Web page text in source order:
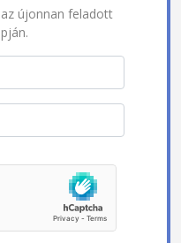
újonnan feladott